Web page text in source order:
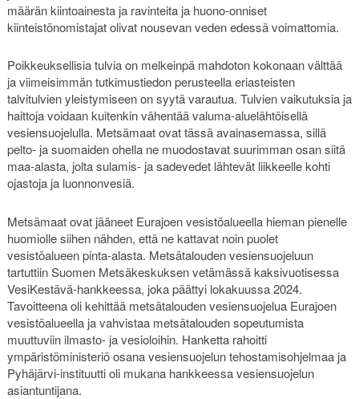
määrän kiintoainesta ja ravinteita ja huono-onniset
kiinteistönomistajat olivat nousevan veden edessä voimattomia.
Poikkeuksellisia tulvia on melkeinpä mahdoton kokonaan välttää
ja viimeisimmän tutkimustiedon perusteella eriasteisten
talvitulvien yleistymiseen on syytä varautua. Tulvien vaikutuksia ja
haittoja voidaan kuitenkin vähentää valuma-aluelähtöisellä
vesiensuojelulla. Metsämaat ovat tässä avainasemassa, sillä
pelto- ja suomaiden ohella ne muodostavat suurimman osan siitä
maa-alasta, jolta sulamis- ja sadevedet lähtevät liikkeelle kohti
ojastoja ja luonnonvesiä.
Metsämaat ovat jääneet Eurajoen vesistöalueella hieman pienelle
huomiolle siihen nähden, että ne kattavat noin puolet
vesistöalueen pinta-alasta. Metsätalouden vesiensuojeluun
tartuttiin Suomen Metsäkeskuksen vetämässä kaksivuotisessa
VesiKestävä-hankkeessa, joka päättyi lokakuussa 2024.
Tavoitteena oli kehittää metsätalouden vesiensuojelua Eurajoen
vesistöalueella ja vahvistaa metsätalouden sopeutumista
muuttuviin ilmasto- ja vesioloihin. Hanketta rahoitti
ympäristöministeriö osana vesiensuojelun tehostamisohjelmaa ja
Pyhäjärvi-instituutti oli mukana hankkeessa vesiensuojelun
asiantuntijana.